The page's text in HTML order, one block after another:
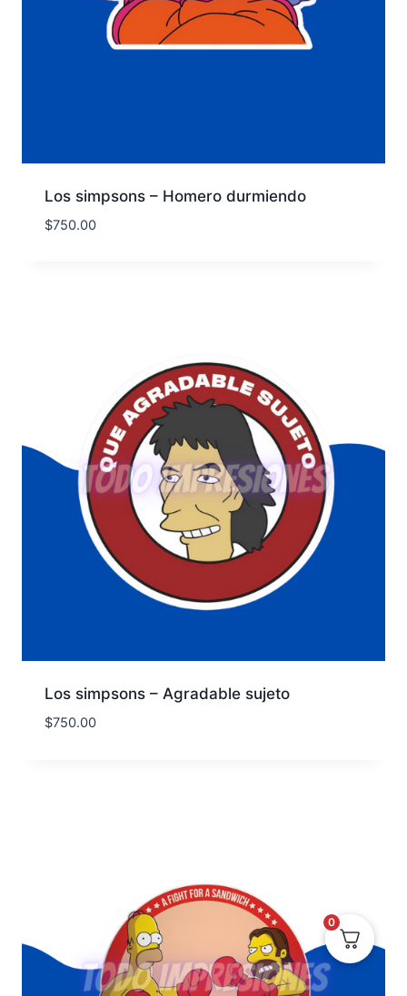
Los simpsons – Homero durmiendo
$750.00
Los simpsons – Agradable sujeto
$750.00
0